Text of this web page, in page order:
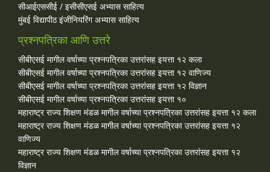
सीआईएससीई / इसीसीएसई अभ्यास साहित्य
मुंबई विद्यापीठ इंजीनियरिंग अभ्यास साहित्य
प्रश्नपत्रिका आणि उत्तरे
सीबीएसई मागील वर्षाच्या प्रश्‍नपत्रिका उत्तरांसह इयत्ता १२ कला
सीबीएसई मागील वर्षाच्या प्रश्‍नपत्रिका उत्तरांसह इयत्ता १२ वाणिज्य
सीबीएसई मागील वर्षाच्या प्रश्‍नपत्रिका उत्तरांसह इयत्ता १२ विज्ञान
सीबीएसई मागील वर्षाच्या प्रश्‍नपत्रिका उत्तरांसह इयत्ता १०
महाराष्ट्र राज्य शिक्षण मंडळ मागील वर्षाच्या प्रश्‍नपत्रिका उत्तरांसह इयत्ता १२ कला
महाराष्ट्र राज्य शिक्षण मंडळ मागील वर्षाच्या प्रश्‍नपत्रिका उत्तरांसह इयत्ता १२
वाणिज्य
महाराष्ट्र राज्य शिक्षण मंडळ मागील वर्षाच्या प्रश्‍नपत्रिका उत्तरांसह इयत्ता १२
विज्ञान